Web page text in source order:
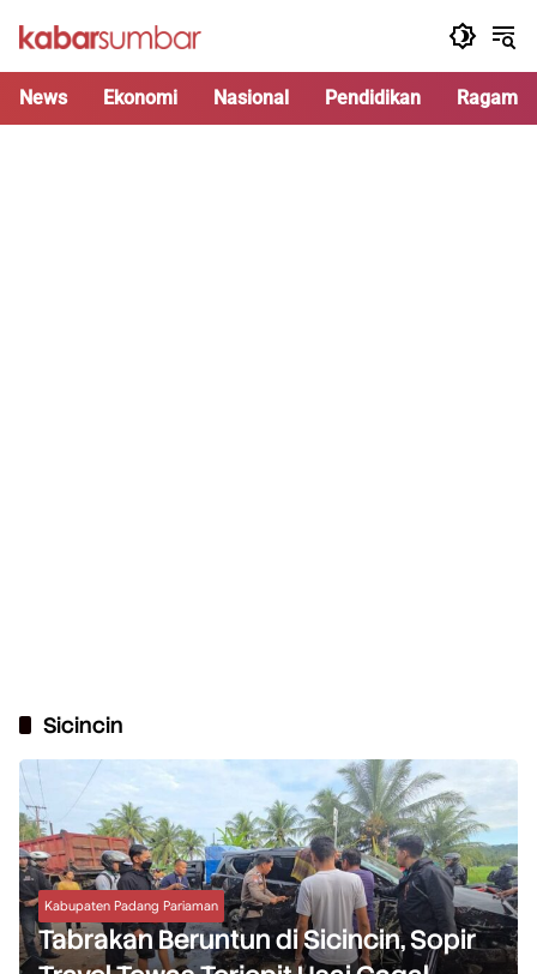
News Ekonomi Nasional Pendidikan Ragam
Sicincin
Kabupaten Padang Pariaman
Tabrakan Beruntun di Sicincin, Sopir